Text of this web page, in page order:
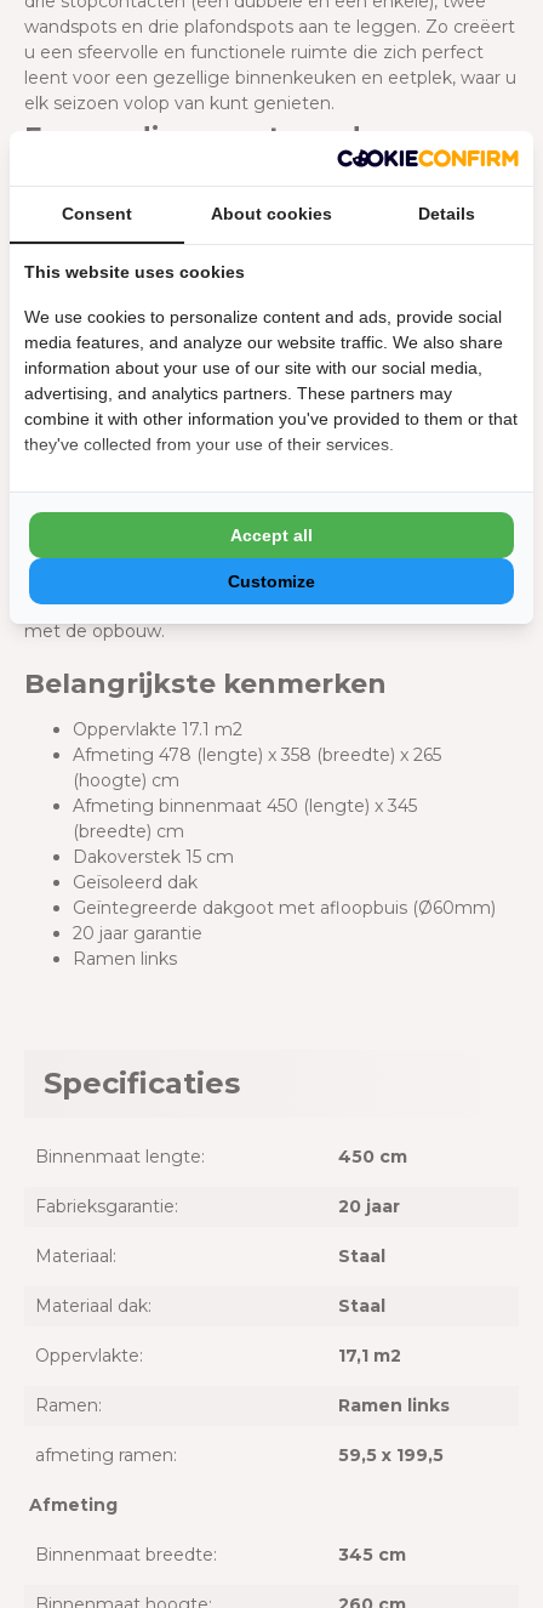
wandspots en drie plafondspots aan te leggen. Zo creëert
u een sfeervolle en functionele ruimte die zich perfect
leent voor een gezellige binnenkeuken en eetplek, waar u
elk seizoen volop van kunt genieten.
Eenvoudige montage door een
prefab bouwpakket
De Telluria-modellen worden als handig zelfbouwpakket
bij jou thuis geleverd. Dankzij de op maat gemaakte
onderdelen kun je de overkapping eenvoudig zelf
bevestigingsmaterialen en een duidelijke
montagehandleiding, zodat je snel aan de slag kunt. Vraag
een handige hulp om je te assisteren; dit maakt de
opbouw niet alleen sneller, maar ook efficiënter. Een
stevige fundering is essentieel voor een duurzame
constructie. Zorg voor een basis van 15 centimeter
van het tuinhuis. Hiermee voorkom je verzakkingen en
zorg je ervoor dat je tuinhuis jarenlang stevig blijft staan.
Vergeet niet om eventuele nutsvoorzieningen, zoals
stroom of water, goed voor te bereiden voordat je begint
met de opbouw.
Belangrijkste kenmerken
Oppervlakte 17.1 m2
Afmeting 478 (lengte) x 358 (breedte) x 265
(hoogte) cm
Afmeting binnenmaat 450 (lengte) x 345
(breedte) cm
Dakoverstek 15 cm
Geïsoleerd dak
Geïntegreerde dakgoot met afloopbuis (Ø60mm)
20 jaar garantie
Ramen links
Specificaties
Binnenmaat lengte: 450 cm
Fabrieksgarantie: 20 jaar
Materiaal: Staal
Materiaal dak: Staal
Oppervlakte: 17,1 m2
Ramen: Ramen links
afmeting ramen: 59,5 x 199,5
Afmeting
Binnenmaat breedte: 345 cm
Consent About cookies Details
This website uses cookies
We use cookies to personalize content and ads, provide social
media features, and analyze our website traffic. We also share
information about your use of our site with our social media,
advertising, and analytics partners. These partners may
combine it with other information you've provided to them or that
they've collected from your use of their services.
Customize
Accept all